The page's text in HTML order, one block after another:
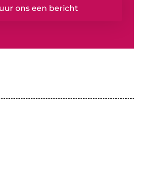
ons een bericht